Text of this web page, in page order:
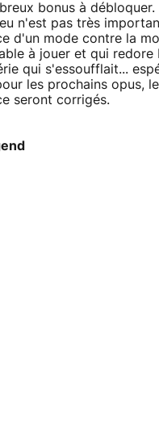
bonus à débloquer.
n'est pas très
d'un mode contre la
à jouer et qui redore
qui s'essoufflait...
les prochains opus,
seront corrigés.